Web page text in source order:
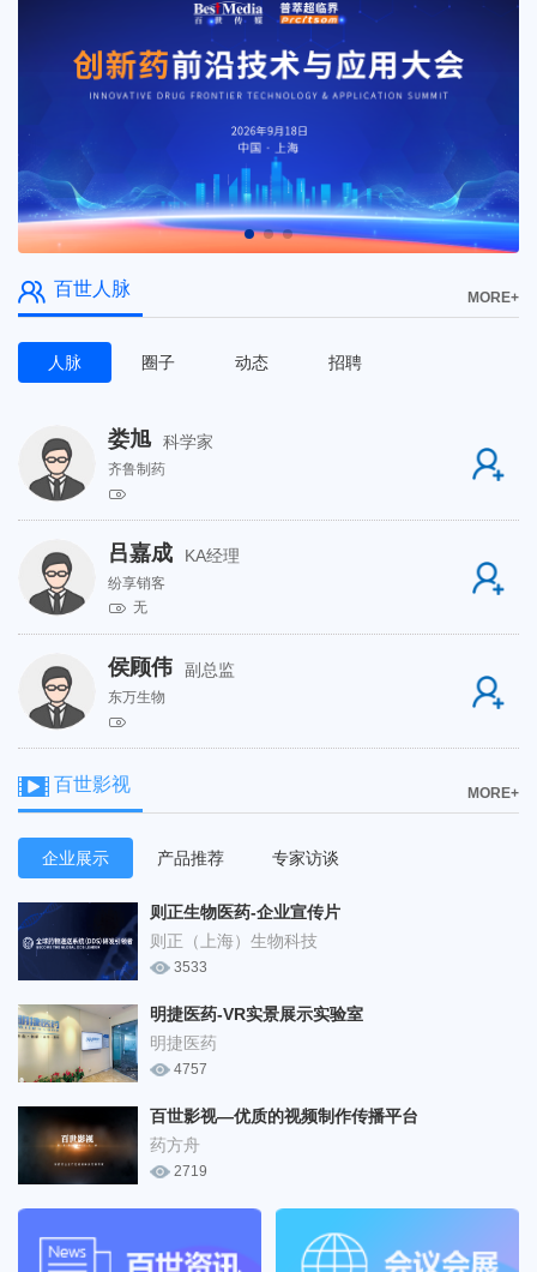
百世人脉 MORE+
人脉 圈子 动态 招聘
娄旭 科学家
齐鲁制药
吕嘉成 KA经理
纷享销客
无
侯顾伟 副总监
东万生物
百世影视 MORE+
企业展示 产品推荐 专家访谈
则正生物医药-企业宣传片
则正（上海）生物科技
3533
明捷医药-VR实景展示实验室
明捷医药
4757
百世影视—优质的视频制作传播平台
药方舟
2719